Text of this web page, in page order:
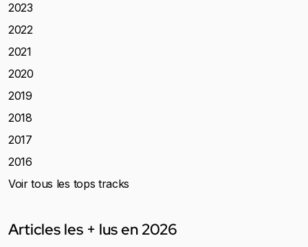
2023
2022
2021
2020
2019
2018
2017
2016
Voir tous les tops tracks
Articles les + lus en 2026